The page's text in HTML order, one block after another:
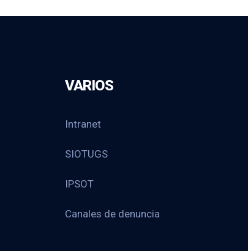
VARIOS
Intranet
SIOTUGS
IPSOT
Canales de denuncia